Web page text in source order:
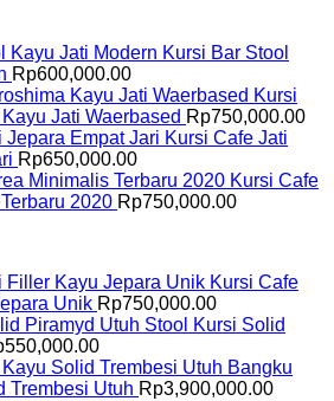
Kursi Bar Stool
Rp600,000.00
Kursi
Jati Waerbased Rp750,000.00
Kursi Cafe Jati
Rp650,000.00
Kursi Cafe
2020 Rp750,000.00
Kursi Cafe
Unik Rp750,000.00
Stool Kursi Solid
550,000.00
Bangku
Trembesi Utuh Rp3,900,000.00